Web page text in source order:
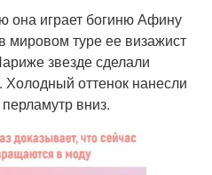
она играет богиню Афину
мировом туре ее визажист
звезде сделали
оттенок нанесли
вниз.